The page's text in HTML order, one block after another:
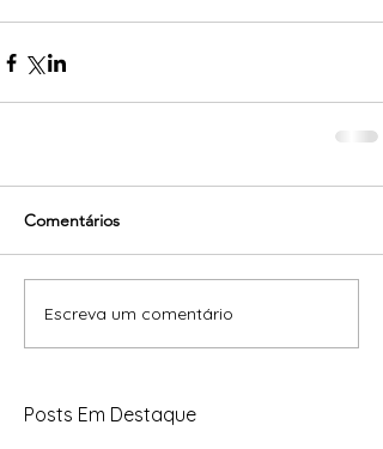
Comentários
Escreva um comentário
Posts Em Destaque